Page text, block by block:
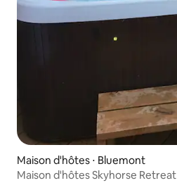
Maison d'hôtes ⋅ Bluemont
Maison d'hôtes Skyhorse Retreat